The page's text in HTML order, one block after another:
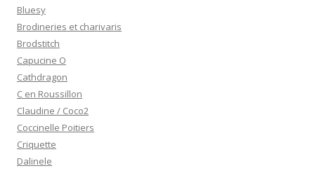
Bluesy
Brodineries et charivaris
Brodstitch
Capucine O
Cathdragon
C en Roussillon
Claudine / Coco2
Coccinelle Poitiers
Criquette
Dalinele